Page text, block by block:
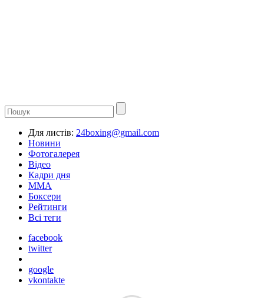
Для листів: 24boxing@gmail.com
Новини
Фотогалерея
Відео
Кадри дня
ММА
Боксери
Рейтинги
Всі теги
facebook
twitter
google
vkontakte